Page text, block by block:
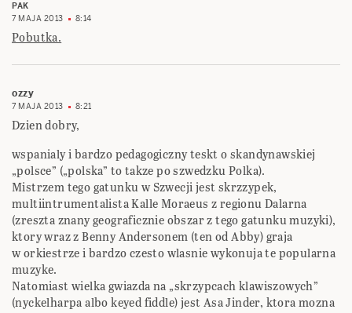
PAK
7 MAJA 2013
8:14
Pobutka.
ozzy
7 MAJA 2013 8:21
Dzien dobry,
wspanialy i bardzo pedagogiczny teskt o skandynawskiej
„polsce” („polska” to takze po szwedzku Polka).
Mistrzem tego gatunku w Szwecji jest skrzzypek,
multiintrumentalista Kalle Moraeus z regionu Dalarna
(zreszta znany geograficznie obszar z tego gatunku muzyki),
ktory wraz z Benny Andersonem (ten od Abby) graja
w orkiestrze i bardzo czesto wlasnie wykonuja te popularna
muzyke.
Natomiast wielka gwiazda na „skrzypcach klawiszowych”
(nyckelharpa albo keyed fiddle) jest Asa Jinder, ktora mozna